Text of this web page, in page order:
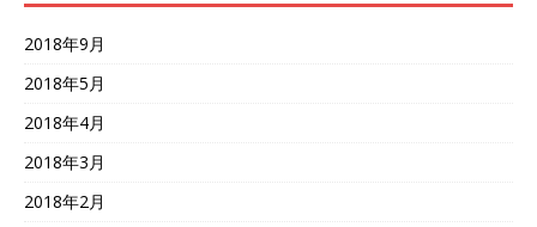
2018年9月
2018年5月
2018年4月
2018年3月
2018年2月